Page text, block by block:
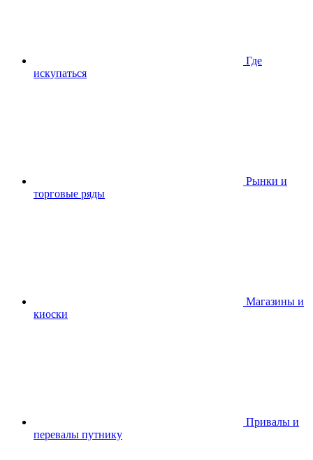
Где
искупаться
Рынки и
торговые ряды
Магазины и
киоски
Привалы и
перевалы путнику